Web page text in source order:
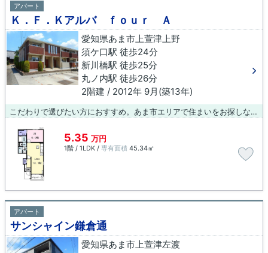
アパート
Ｋ．Ｆ．Ｋアルバ ｆｏｕｒ Ａ
愛知県あま市上萱津上野
須ケ口駅 徒歩24分
新川橋駅 徒歩25分
丸ノ内駅 徒歩26分
2階建 / 2012年 9月(築13年)
こだわりで選びたい方におすすめ。あま市エリアで住まいをお探しなら「Ｋ．Ｆ．Ｋアルバ ｆｏｕｒ Ａ」。今引っ越しをお考えの方におすすめなのが、こちらのアパートです。あま市や須ケ口付近の物件情報を、経験豊富なスタッフがご紹介いたします。快適なお部屋探しなら是非お任せ下さい。
5.35 万円
1階 / 1LDK / 専有面積 45.34㎡
アパート
サンシャイン鎌倉通
愛知県あま市上萱津左渡